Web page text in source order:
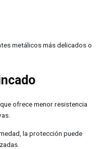
metálicos más delicados o
ofrece menor resistencia
la protección puede